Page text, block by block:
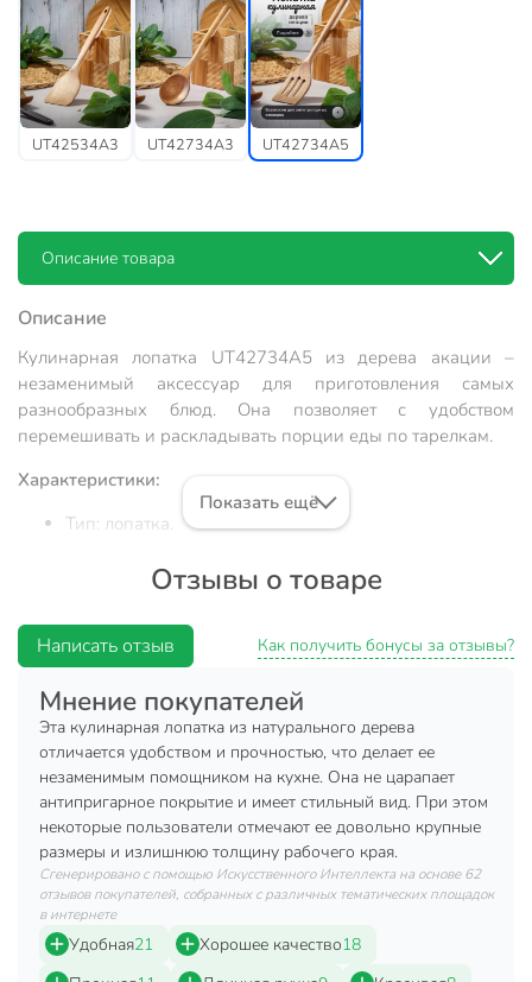
UT42534A3 UT42734A3 UT42734A5
Описание товара
Описание
Кулинарная лопатка UT42734A5 из дерева акации –
незаменимый аксессуар для приготовления самых
разнообразных блюд. Она позволяет с удобством
перемешивать и раскладывать порции еды по тарелкам.
Характеристики:
Тип: лопатка.
Цвет: натурально-бежевый.
Размер: 34.5х7х2 см.
Назначение: для перемешивания, для жарки.
Размер прорезей лопатки (ДхШ): 5.5- 6.5 см х1 см.
Преимущества:
Подходит для холодных и горячих блюд.
Натуральная древесина не выделяет вредных для
здоровья веществ.
Качественный материал позволяет изделию надолго
сохранять привлекательный внешний вид.
Практичная и красивая лопатка UT42734A5 станет Вашей
Показать ещё
Отзывы о товаре
Написать отзыв Как получить бонусы за отзывы?
Мнение покупателей
Эта кулинарная лопатка из натурального дерева
отличается удобством и прочностью, что делает ее
незаменимым помощником на кухне. Она не царапает
антипригарное покрытие и имеет стильный вид. При этом
некоторые пользователи отмечают ее довольно крупные
размеры и излишнюю толщину рабочего края.
Сгенерировано с помощью Искусственного Интеллекта на основе 62
отзывов покупателей, собранных с различных тематических площадок
в интернете
Удобная21 Хорошее качество18